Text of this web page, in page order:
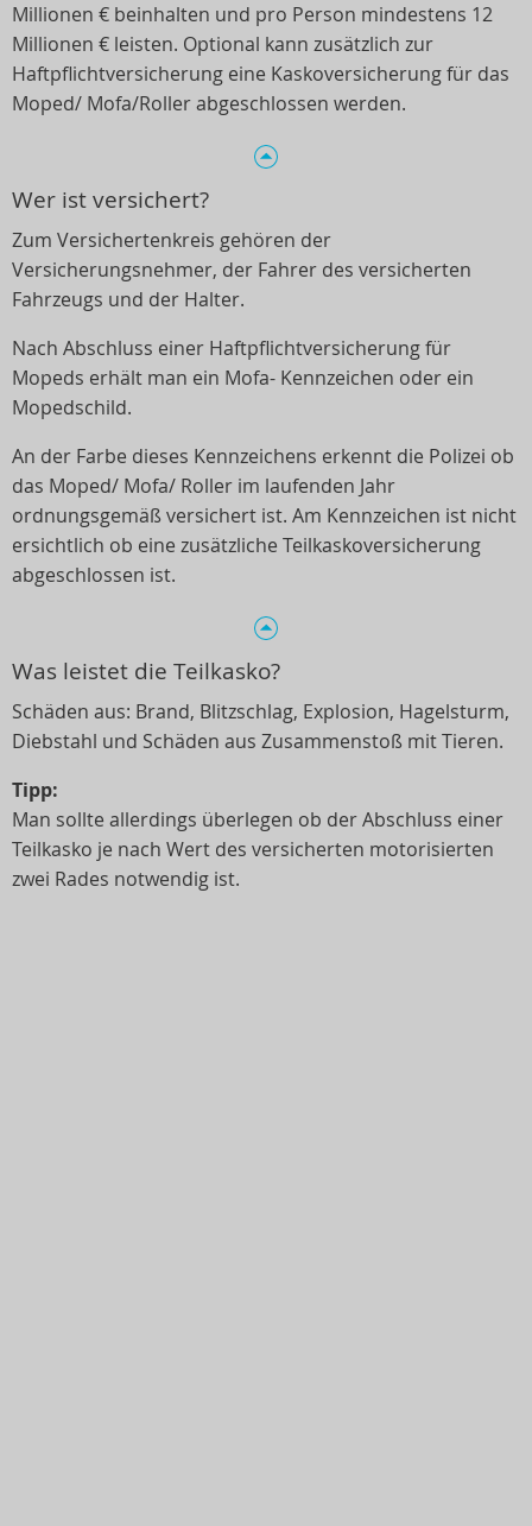
Millionen € beinhalten und pro Person mindestens 12
Millionen € leisten. Optional kann zusätzlich zur
Haftpflichtversicherung eine Kaskoversicherung für das
Moped/ Mofa/Roller abgeschlossen werden.
Wer ist versichert?
Zum Versichertenkreis gehören der
Versicherungsnehmer, der Fahrer des versicherten
Fahrzeugs und der Halter.
Nach Abschluss einer Haftpflichtversicherung für
Mopeds erhält man ein Mofa- Kennzeichen oder ein
Mopedschild.
An der Farbe dieses Kennzeichens erkennt die Polizei ob
das Moped/ Mofa/ Roller im laufenden Jahr
ordnungsgemäß versichert ist. Am Kennzeichen ist nicht
ersichtlich ob eine zusätzliche Teilkaskoversicherung
abgeschlossen ist.
Was leistet die Teilkasko?
Schäden aus: Brand, Blitzschlag, Explosion, Hagelsturm,
Diebstahl und Schäden aus Zusammenstoß mit Tieren.
Tipp:
Man sollte allerdings überlegen ob der Abschluss einer
Teilkasko je nach Wert des versicherten motorisierten
zwei Rades notwendig ist.